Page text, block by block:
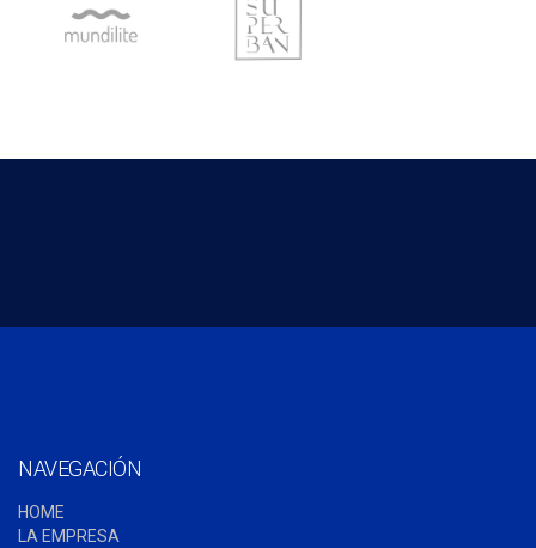
NAVEGACIÓN
HOME
LA EMPRESA